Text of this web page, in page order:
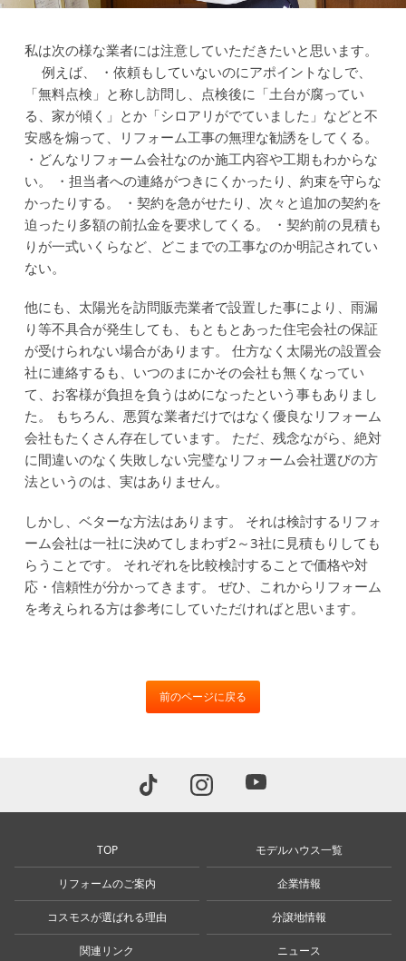
私は次の様な業者には注意していただきたいと思います。
例えば、
・依頼もしていないのにアポイントなしで、
「無料点検」と称し訪問し、点検後に「土台が腐ってい
る、家が傾く」とか「シロアリがでていました」などと不
安感を煽って、リフォーム工事の無理な勧誘をしてくる。
・どんなリフォーム会社なのか施工内容や工期もわからな
い。
・担当者への連絡がつきにくかったり、約束を守らな
かったりする。
・契約を急がせたり、次々と追加の契約を
迫ったり多額の前払金を要求してくる。
・契約前の見積も
りが一式いくらなど、どこまでの工事なのか明記されてい
ない。
他にも、太陽光を訪問販売業者で設置した事により、雨漏
り等不具合が発生しても、もともとあった住宅会社の保証
が受けられない場合があります。
仕方なく太陽光の設置会
社に連絡するも、いつのまにかその会社も無くなってい
て、お客様が負担を負うはめになったという事もありまし
た。
もちろん、悪質な業者だけではなく優良なリフォーム
会社もたくさん存在しています。
ただ、残念ながら、絶対
に間違いのなく失敗しない完璧なリフォーム会社選びの方
法というのは、実はありません。
しかし、ベターな方法はあります。
それは検討するリフォ
ーム会社は一社に決めてしまわず2～3社に見積もりしても
らうことです。
それぞれを比較検討することで価格や対
応・信頼性が分かってきます。
ぜひ、これからリフォーム
を考えられる方は参考にしていただければと思います。
前のページに戻る
TOP モデルハウス一覧
リフォームのご案内 企業情報
コスモスが選ばれる理由 分譲地情報
関連リンク ニュース